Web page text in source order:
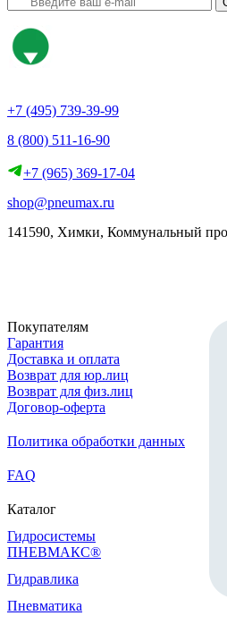
+7 (495) 739-39-99
8 (800) 511-16-90
+7 (965) 369-17-04
shop@pneumax.ru
141590, Химки, Коммунальный
Покупателям
Гарантия
Доставка и оплата
Возврат для юр.лиц
Возврат для физ.лиц
Договор-оферта
Политика обработки данных
FAQ
Каталог
Гидросистемы
ПНЕВМАКС®
Гидравлика
Пневматика